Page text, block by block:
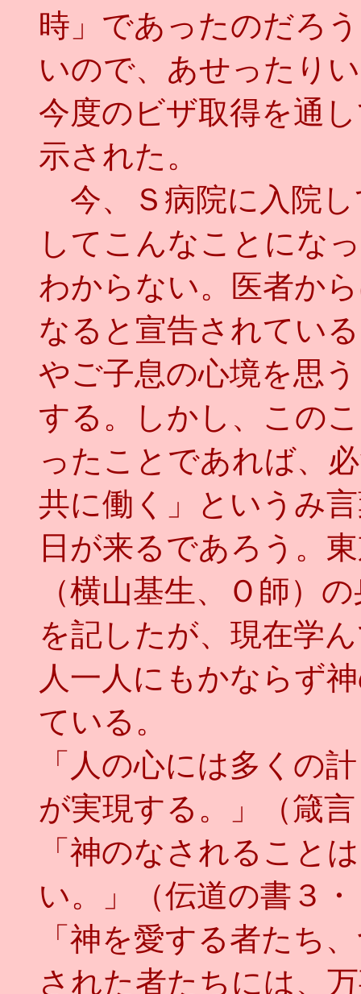
時」であったのだろ
いので、あせったり
今度のビザ取得を通
示された。
今、Ｓ病院に入院
してこんなことにな
わからない。医者か
なると宣告されてい
やご子息の心境を思
する。しかし、この
ったことであれば、
共に働く」というみ
日が来るであろう。
（横山基生、Ｏ師）
を記したが、現在学
人一人にもかならず
ている。
「人の心には多くの
が実現する。」（箴
「神のなされること
い。」（伝道の書３
「神を愛する者たち
された者たちには、